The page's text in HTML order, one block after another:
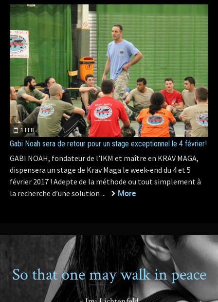
1 FEB
Gabi Noah sera de retour pour un stage exceptionnel le 4 février!
GABI NOAH, fondateur de l’IKM et maître en KRAV MAGA,
dispensera un stage de Krav Maga le week-end du 4 et 5
février 2017 ! Adepte de la méthode ou tout simplement à
la recherche d’une solution ...
More
So that one may walk in peace